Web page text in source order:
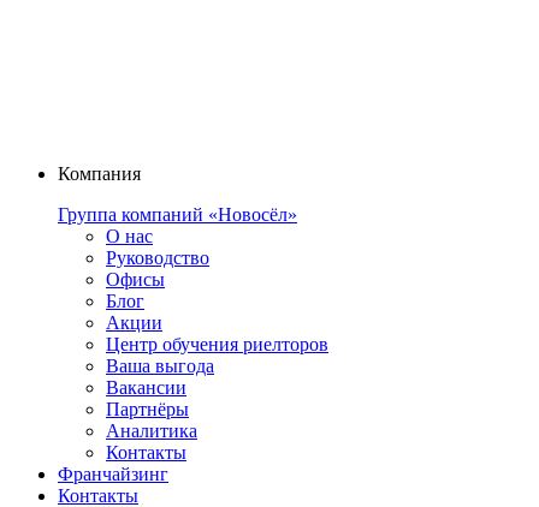
Компания
Группа компаний «Новосёл»
О нас
Руководство
Офисы
Блог
Акции
Центр обучения риелторов
Ваша выгода
Вакансии
Партнёры
Аналитика
Контакты
Франчайзинг
Контакты